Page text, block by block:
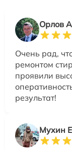
Орлов
Очень рад,
ремонтом
проявили
результат!
Мухин